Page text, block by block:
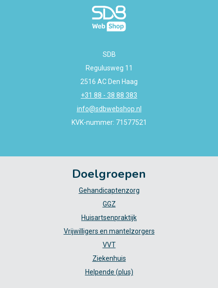
SDB
Regulusweg 11
2516 AC Den Haag
+31 88 - 38 88 383
info@sdbwebshop.nl
KVK-nummer: 71577521
Doelgroepen
Gehandicaptenzorg
GGZ
Huisartsenpraktijk
Vrijwilligers en mantelzorgers
VVT
Ziekenhuis
Helpende (plus)